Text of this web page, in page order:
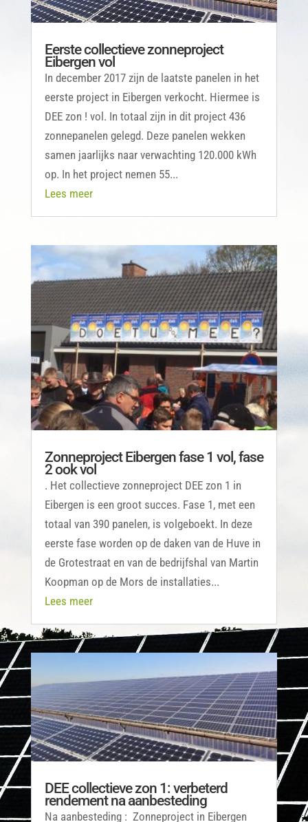
Eerste collectieve zonneproject
Eibergen vol
In december 2017 zijn de laatste panelen in het
eerste project in Eibergen verkocht. Hiermee is
DEE zon ! vol. In totaal zijn in dit project 436
zonnepanelen gelegd. Deze panelen wekken
samen jaarlijks naar verwachting 120.000 kWh
op. In het project nemen 55...
Lees meer
Zonneproject Eibergen fase 1 vol, fase
2 ook vol
. Het collectieve zonneproject DEE zon 1 in
Eibergen is een groot succes. Fase 1, met een
totaal van 390 panelen, is volgeboekt. In deze
eerste fase worden op de daken van de Huve in
de Grotestraat en van de bedrijfshal van Martin
Koopman op de Mors de installaties...
Lees meer
DEE collectieve zon 1: verbeterd
rendement na aanbesteding
Na aanbesteding : Zonneproject in Eibergen